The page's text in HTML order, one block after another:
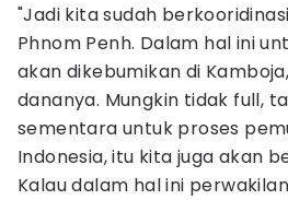
"Jadi kita sudah
Phnom Penh. Dalam hal ini
akan dikebumikan di
dananya. Mungkin tidak full,
sementara untuk proses
Indonesia, itu kita juga akan
Kalau dalam hal ini